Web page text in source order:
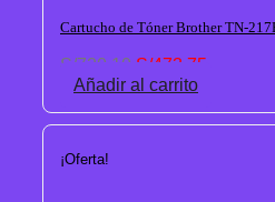
Cartucho de Tóner Brother TN-
S/720.10 El
precio
era:
S/473.75
es:
Añadir al carrito
¡Oferta!